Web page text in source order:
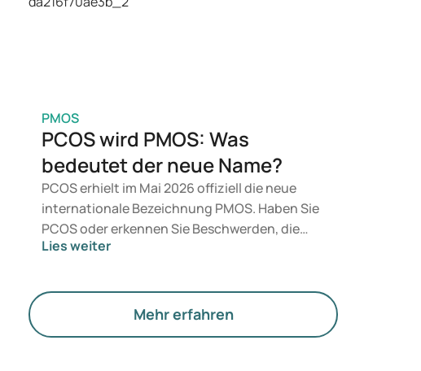
Gesundheit, Ihres BMI und Ihres
PMOS
PCOS wird PMOS: Was
bedeutet der neue Name?
PCOS erhielt im Mai 2026 offiziell die neue
internationale Bezeichnung PMOS. Haben Sie
PCOS oder erkennen Sie Beschwerden, die
darauf hindeuten könnten? Medizinisch
legt jedoch mehr Gewicht auf Hormone, den
Stoffwechsel und die Funktion der Eierstöcke.
Lies weiter
Mehr erfahren